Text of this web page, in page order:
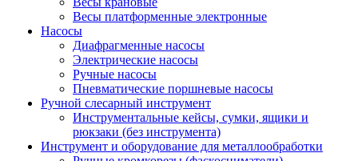
Весы платформенные электронные
Насосы
Диафрагменные насосы
Электрические насосы
Ручные насосы
Пневматические поршневые насосы
Ручной слесарный инструмент
Инструментальные кейсы, сумки, ящики и
рюкзаки (без инструмента)
Инструмент и оборудование для металлообработки